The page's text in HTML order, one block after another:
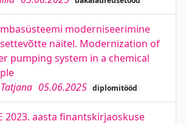
moderniseerimine
näitel. Modernization of
pumping system in a chemical
05.06.2025 diplomitööd
2023. aasta finantskirjaoskuse